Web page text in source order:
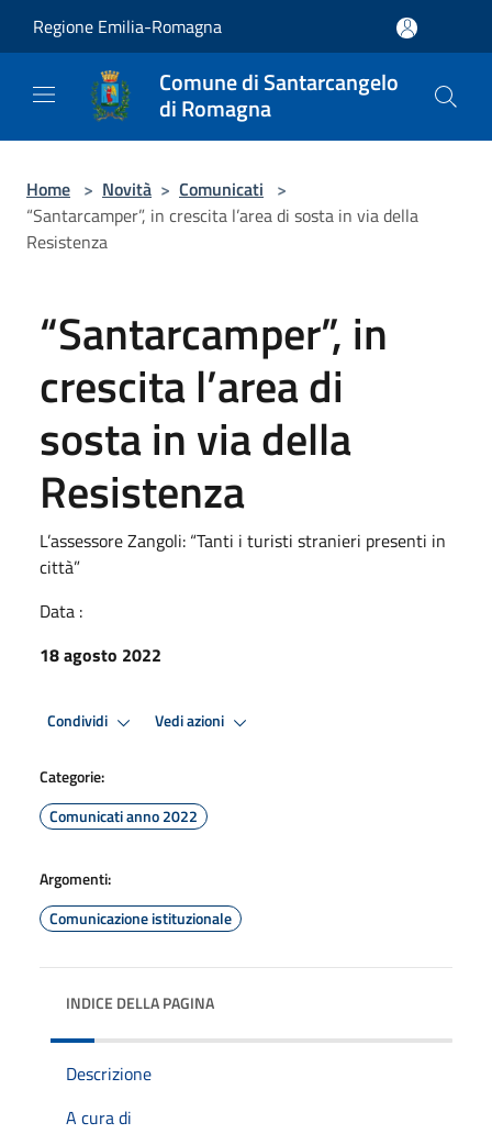
Regione Emilia-Romagna
Comune di Santarcangelo
di Romagna
Home > Novità > Comunicati >
“Santarcamper”, in crescita l’area di sosta in via della
Resistenza
“Santarcamper”, in
crescita l’area di
sosta in via della
Resistenza
L’assessore Zangoli: “Tanti i turisti stranieri presenti in
città”
Data :
18 agosto 2022
Condividi Vedi azioni
Categorie:
Comunicati anno 2022
Argomenti:
Comunicazione istituzionale
INDICE DELLA PAGINA
Descrizione
A cura di